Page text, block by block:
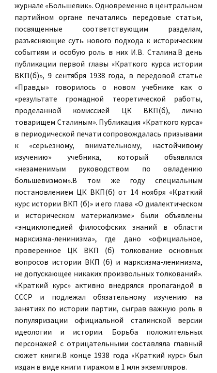
журнале «Большевик». Одновременно в центральном
партийном органе печатались передовые статьи,
посвященные соответствующим разделам,
разъясняющие суть нового подхода к историческим
событиям и особую роль в них И.В. Сталина.В день
публикации первой главы «Краткого курса истории
ВКП(б)», 9 сентября 1938 года, в передовой статье
«Правды» говорилось о новом учебнике как о
«результате громадной теоретической работы,
проделанной комиссией ЦК ВКП(б), лично
товарищем Сталиным». Публикация «Краткого курса»
в периодической печати сопровождалась призывами
к «серьезному, внимательному, настойчивому
изучению» учебника, который объявлялся
«незаменимым руководством по овладению
большевизмом».В том же году специальным
постановлением ЦК ВКП(б) от 14 ноября «Краткий
курс истории ВКП (б)» и его глава «О диалектическом
и историческом материализме» были объявлены
«энциклопедией философских знаний в области
марксизма-ленинизма», где дано «официальное,
проверенное ЦК ВКП (б) толкование основных
вопросов истории ВКП (б) и марксизма-ленинизма,
не допускающее никаких произвольных толкований».
«Краткий курс» активно внедрялся пропагандой в
СССР и подлежал обязательному изучению на
занятиях по истории партии, сыграв важную роль в
популяризации официальной сталинской версии
идеологии и истории. Борьба положительных
персонажей с отрицательными составляла главный
сюжет книги.В конце 1938 года «Краткий курс» был
издан в виде книги тиражом в 1 млн экземпляров.